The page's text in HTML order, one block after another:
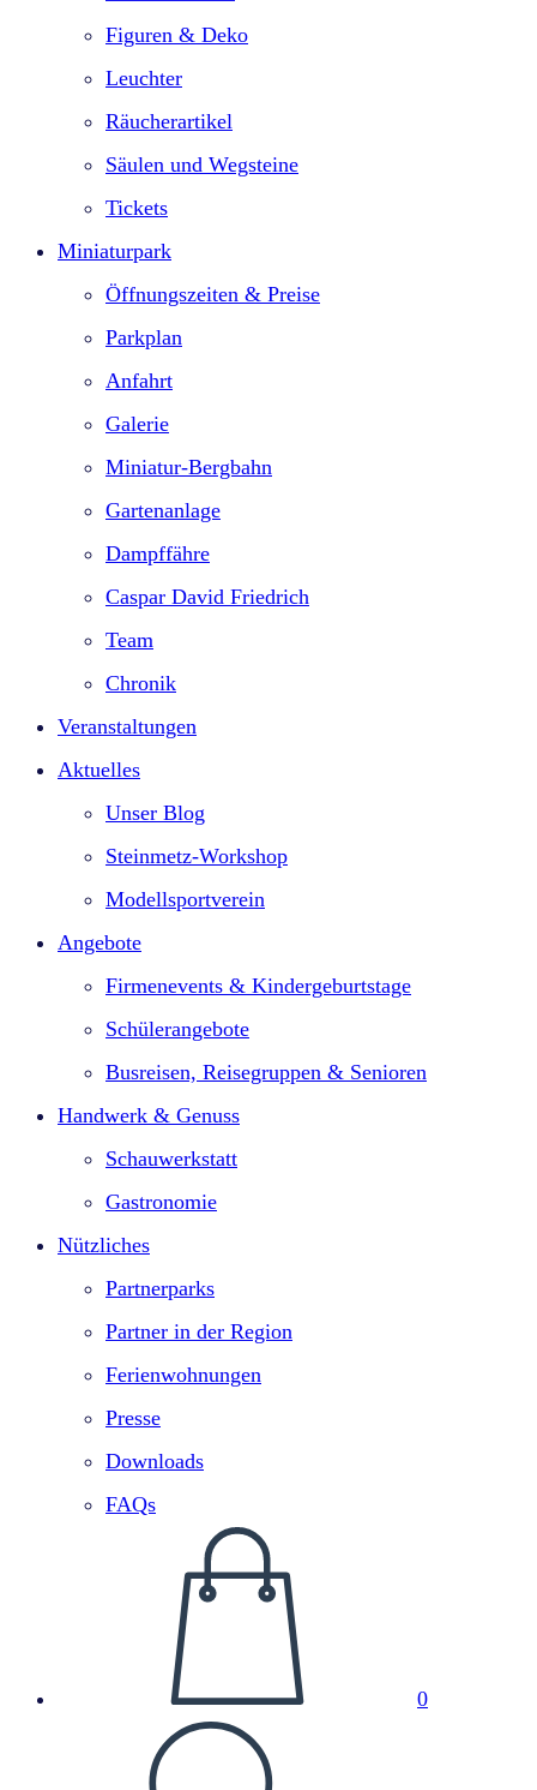
Figuren & Deko
Leuchter
Räucherartikel
Säulen und Wegsteine
Tickets
Miniaturpark
Öffnungszeiten & Preise
Parkplan
Anfahrt
Galerie
Miniatur-Bergbahn
Gartenanlage
Dampffähre
Caspar David Friedrich
Team
Chronik
Veranstaltungen
Aktuelles
Unser Blog
Steinmetz-Workshop
Modellsportverein
Angebote
Firmenevents & Kindergeburtstage​
Schülerangebote
Busreisen, Reisegruppen & Senioren
Handwerk & Genuss
Schauwerkstatt
Gastronomie
Nützliches
Partnerparks
Partner in der Region
Ferienwohnungen
Presse
Downloads
FAQs
0